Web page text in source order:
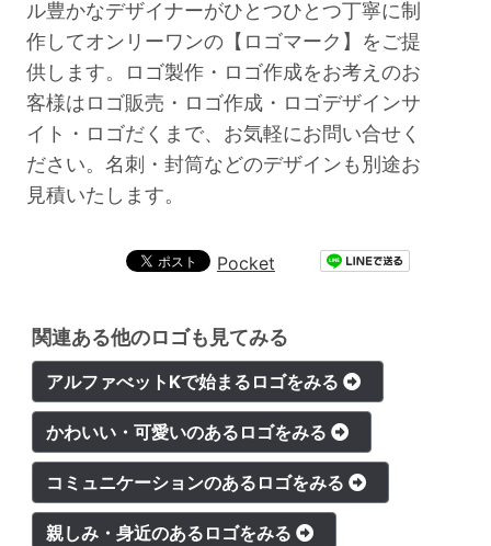
ル豊かなデザイナーがひとつひとつ丁寧に制
作してオンリーワンの【ロゴマーク】をご提
供します。ロゴ製作・ロゴ作成をお考えのお
客様はロゴ販売・ロゴ作成・ロゴデザインサ
イト・ロゴだくまで、お気軽にお問い合せく
ださい。名刺・封筒などのデザインも別途お
見積いたします。
Pocket
関連ある他のロゴも見てみる
アルファべットKで始まるロゴをみる
かわいい・可愛いのあるロゴをみる
コミュニケーションのあるロゴをみる
親しみ・身近のあるロゴをみる